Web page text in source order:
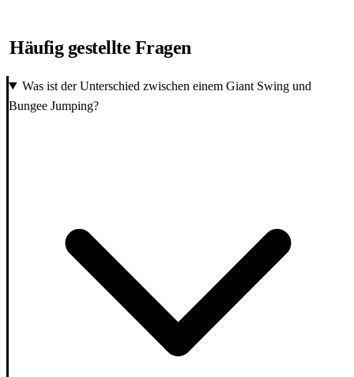
Häufig gestellte Fragen
Was ist der Unterschied zwischen einem Giant Swing und
Bungee Jumping?